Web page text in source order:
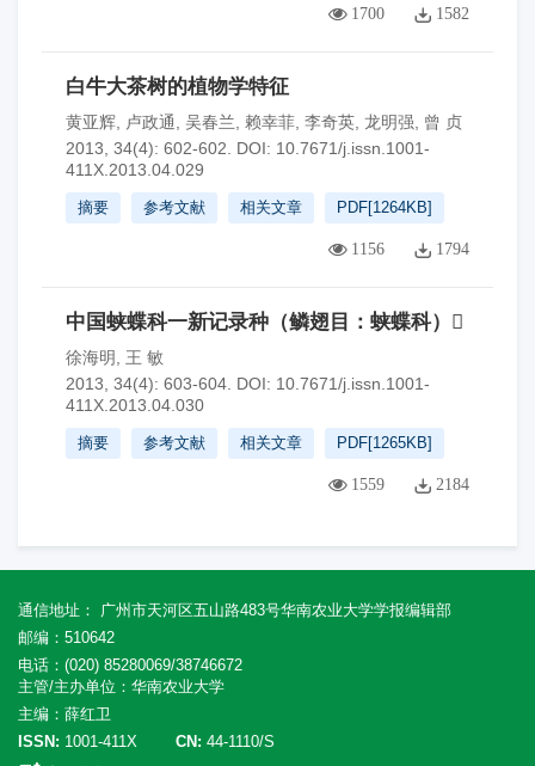
1700 1582
白牛大茶树的植物学特征
黄亚辉 卢政通 吴春兰 赖幸菲 李奇英 龙明强
曾 贞
2013, 34(4): 602-602.
DOI: 10.7671/j.issn.1001-
411X.2013.04.029
摘要 参考文献 相关文章 PDF[1264KB]
1156 1794
中国蛱蝶科一新记录种（鳞翅目：蛱蝶科）
徐海明
王 敏
2013, 34(4): 603-604. DOI: 10.7671/j.issn.1001-
411X.2013.04.030
摘要 参考文献 相关文章 PDF[1265KB]
1559 2184
通信地址： 广州市天河区五山路483号华南农业大学学报编辑部
邮编：510642
电话：(020) 85280069/38746672
主管/主办单位：华南农业大学
主编：薛红卫
ISSN: 1001-411X CN: 44-1110/S